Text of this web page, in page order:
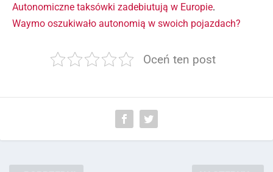
Autonomiczne taksówki zadebiutują w Europie.
Waymo oszukiwało autonomią w swoich pojazdach?
Oceń ten post